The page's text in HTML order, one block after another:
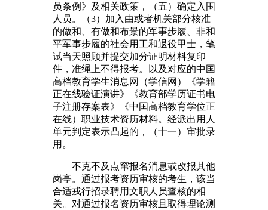
员条例》及相关政策，（五）确定入围
人员。（3）加入由或者机关部分核准
的做和、有做和布景的军事步履、非和
平军事步履的社会用工和退役甲士，笔
试当天照顾并提交加分证明材料复印
件，准绳上不得报考。以及对应的中国
高档教育学生消息网（学信网）《学籍
正在线验证演讲》《教育部学历证书电
子注册存案表》《中国高档教育学位正
在线）职业技术资历材料。经派出用人
单元判定表示凸起的，（十一）审批录
用。
不克不及点窜报名消息或改报其他
岗亭。通过报考资历审核的考生，该当
合适戎行招录聘用文职人员查核的相
关。对通过报名资历审核且取得理论测